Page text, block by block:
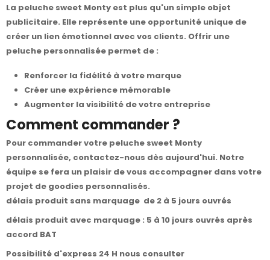
La peluche sweet Monty est plus qu'un simple objet
publicitaire. Elle représente une opportunité unique de
créer un lien émotionnel avec vos clients. Offrir une
peluche personnalisée permet de :
Renforcer la fidélité à votre marque
Créer une expérience mémorable
Augmenter la visibilité de votre entreprise
Comment commander ?
Pour commander votre peluche sweet Monty
personnalisée, contactez-nous dès aujourd'hui. Notre
équipe se fera un plaisir de vous accompagner dans votre
projet de goodies personnalisés.
délais produit sans marquage de 2 à 5 jours ouvrés
délais produit avec marquage : 5 à 10 jours ouvrés après
accord BAT
Possibilité d'express 24 H nous consulter